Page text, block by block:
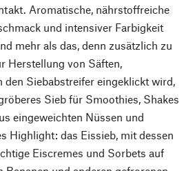
Aromatische, nährstoffreiche
und intensiver Farbigkeit
mehr als das, denn zusätzlich zu
Herstellung von Säften,
den Siebabstreifer eingeklickt wird,
Sieb für Smoothies, Shakes
eingeweichten Nüssen und
Highlight: das Eissieb, mit dessen
Eiscremes und Sorbets auf